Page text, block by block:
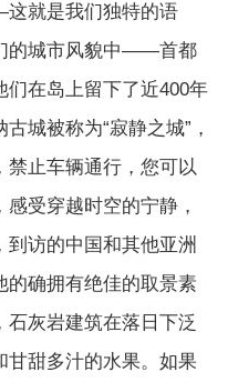
就是我们独特的语
的城市风貌中——首都
在岛上留下了近400年
城被称为“寂静之城”，
禁止车辆通行，您可以
受穿越时空的宁静，
访的中国和其他亚洲
的确拥有绝佳的取景素
灰岩建筑在落日下泛
甘甜多汁的水果。如果